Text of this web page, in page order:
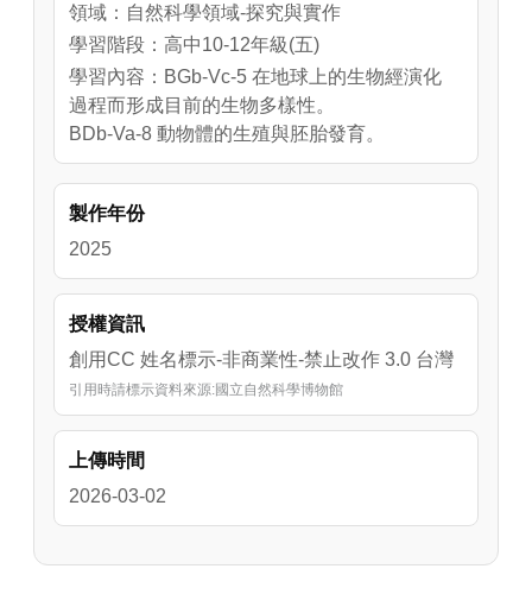
領域：自然科學領域-探究與實作
學習階段：高中10-12年級(五)
學習內容：BGb-Vc-5 在地球上的生物經演化
過程而形成目前的生物多樣性。
BDb-Va-8 動物體的生殖與胚胎發育。
製作年份
2025
授權資訊
創用CC 姓名標示-非商業性-禁止改作 3.0 台灣
引用時請標示資料來源:國立自然科學博物館
上傳時間
2026-03-02